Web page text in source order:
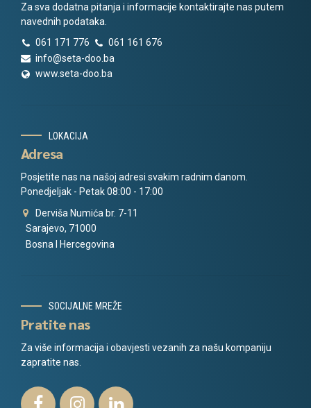
Za sva dodatna pitanja i informacije kontaktirajte nas putem
navednih podataka.
061 171 776
061 161 676
info@seta-doo.ba
www.seta-doo.ba
LOKACIJA
Adresa
Posjetite nas na našoj adresi svakim radnim danom.
Ponedjeljak - Petak 08:00 - 17:00
Derviša Numića br. 7-11
Sarajevo, 71000
Bosna I Hercegovina
SOCIJALNE MREŽE
Pratite nas
Za više informacija i obavjesti vezanih za našu kompaniju
zapratite nas.